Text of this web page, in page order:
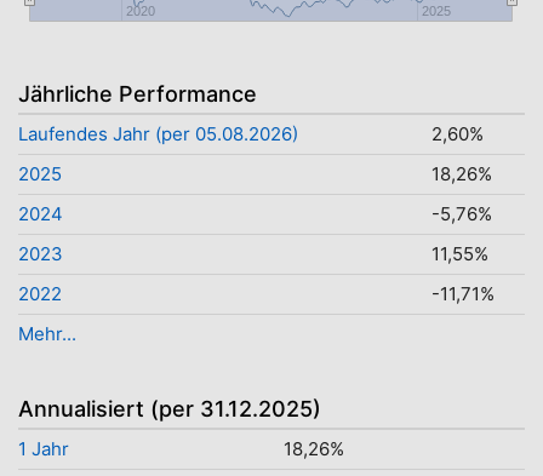
2020 2025
Jährliche Performance
Laufendes Jahr (per 05.08.2026)
2,60%
2025
18,26%
2024
-5,76%
2023
11,55%
2022
-11,71%
Mehr...
Annualisiert (per 31.12.2025)
1 Jahr
18,26%